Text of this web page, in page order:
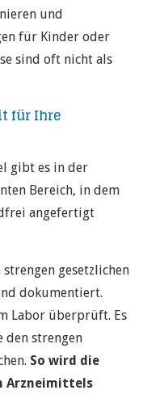
und
für Kinder oder
sind oft nicht als
für Ihre
gibt es in der
Bereich, in dem
angefertigt
gesetzlichen
dokumentiert.
Labor überprüft. Es
den strengen
So wird die
Arzneimittels